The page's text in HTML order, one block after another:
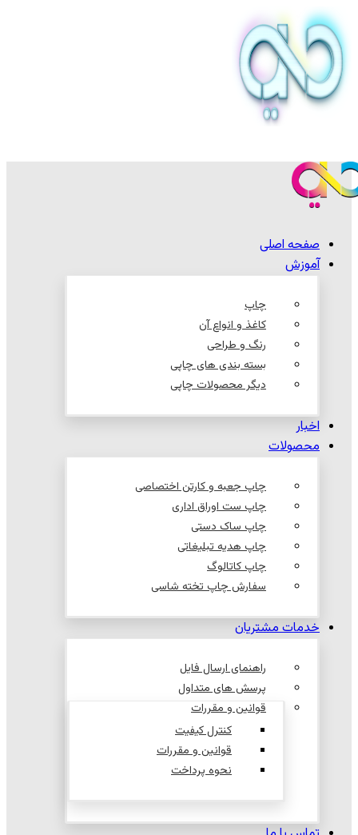
صفحه اصلی
آموزش
چاپ
کاغذ و انواع آن
رنگ و طراحی
بسته بندی های چاپی
دیگر محصولات چاپی
اخبار
محصولات
چاپ جعبه و کارتن اختصاصی
چاپ ست اوراق اداری
چاپ ساک دستی
چاپ هدیه تبلیغاتی
چاپ کاتالوگ
سفارش چاپ تخته شاسی
خدمات مشتریان
راهنمای ارسال فایل
پرسش های متداول
قوانین و مقررات
کنترل کیفیت
قوانین و مقررات
نحوه پرداخت